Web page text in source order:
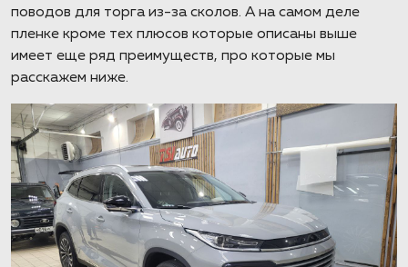
поводов для торга из-за сколов. А на самом деле
пленке кроме тех плюсов которые описаны выше
имеет еще ряд преимуществ, про которые мы
расскажем ниже.